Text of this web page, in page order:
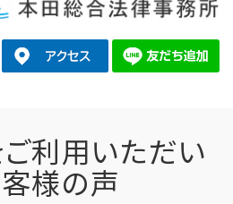
利用いただい
様の声